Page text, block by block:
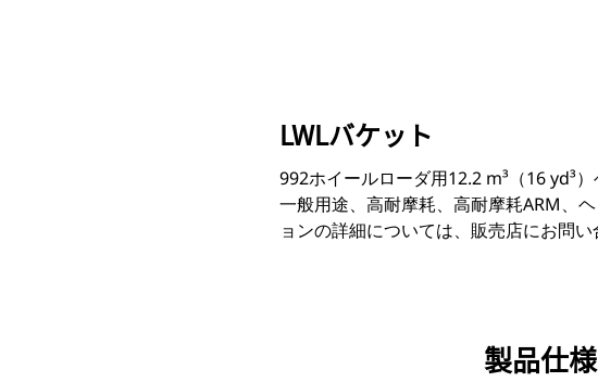
LWLバケット
992ホイールローダ用12.2 m³（16 yd³
一般用途、高耐摩耗、高耐摩耗ARM、
ョンの詳細については、販売店にお問い
製品仕